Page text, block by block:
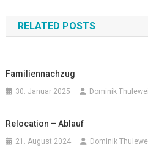
Navigation
RELATED POSTS
Familiennachzug
30. Januar 2025 Dominik
Relocation – Ablauf
21. August 2024 Dominik